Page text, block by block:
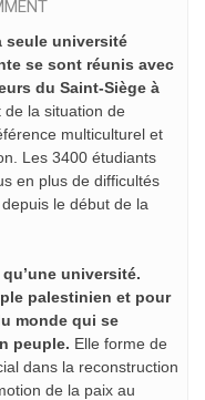
seule université
se sont réunis avec
du Saint-Siège à
la situation de
multiculturel et
Les 3400 étudiants
en plus de difficultés
le début de la
université.
palestinien et pour
monde qui se
peuple. Elle forme de
dans la reconstruction
de la paix au